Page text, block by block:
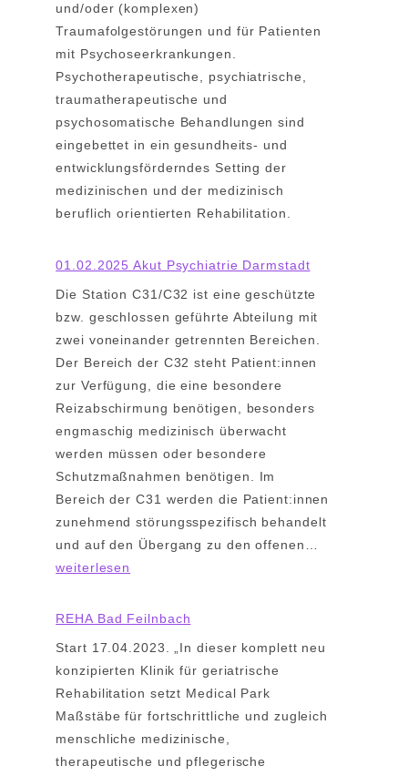
und/oder (komplexen)
Traumafolgestörungen und für Patienten
mit Psychoseerkrankungen.
Psychotherapeutische, psychiatrische,
traumatherapeutische und
psychosomatische Behandlungen sind
eingebettet in ein gesundheits- und
entwicklungsförderndes Setting der
medizinischen und der medizinisch
beruflich orientierten Rehabilitation.
01.02.2025 Akut Psychiatrie Darmstadt
Die Station C31/C32 ist eine geschützte
bzw. geschlossen geführte Abteilung mit
zwei voneinander getrennten Bereichen.
Der Bereich der C32 steht Patient:innen
zur Verfügung, die eine besondere
Reizabschirmung benötigen, besonders
engmaschig medizinisch überwacht
werden müssen oder besondere
Schutzmaßnahmen benötigen. Im
Bereich der C31 werden die Patient:innen
zunehmend störungsspezifisch behandelt
und auf den Übergang zu den offenen…
.
2
weiterlesen
REHA Bad Feilnbach
Start 17.04.2023. „In dieser komplett neu
konzipierten Klinik für geriatrische
Rehabilitation setzt Medical Park
Maßstäbe für fortschrittliche und zugleich
menschliche medizinische,
therapeutische und pflegerische